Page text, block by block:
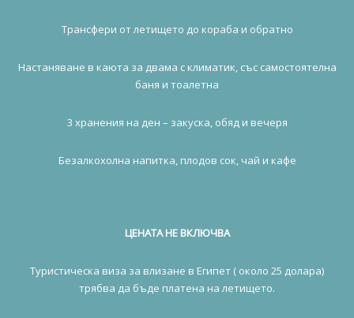
Трансфери от летището до кораба и обратно
Настаняване в каюта за двама с климатик, със самостоятелна
баня и тоалетна
3 хранения на ден – закуска, обяд и вечеря
Безалкохолна напитка, плодов сок, чай и кафе
ЦЕНАТА НЕ ВКЛЮЧВА
Туристическа виза за влизане в Египет ( около 25 долара)
трябва да бъде платена на летището.